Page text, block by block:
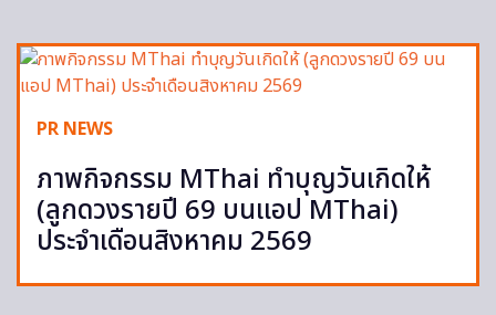
PR NEWS
ภาพกิจกรรม MThai ทำบุญวันเกิดให้
(ลูกดวงรายปี 69 บนแอป MThai)
ประจำเดือนสิงหาคม 2569